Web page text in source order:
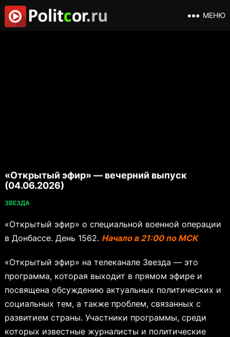
МЕНЮ
«Открытый эфир» — вечерний выпуск
(04.06.2026)
ЗВЕЗДА
«Открытый эфир» о специальной военной операции
в Донбассе. День 1562. Начало в 21:00 по МСК
«Открытый эфир» на телеканале Звезда — это
программа, которая выходит в прямом эфире и
посвящена обсуждению актуальных политических и
социальных тем, а также проблем, связанных с
развитием страны. Участники программы, среди
которых известные журналисты и политические